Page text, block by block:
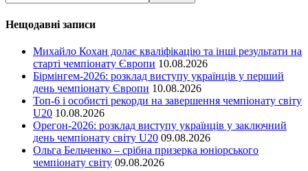
Нещодавні записи
Михайло Кохан долає кваліфікацію та інші результати на
старті чемпіонату Європи 10.08.2026
Бірмінгем-2026: розклад виступу українців у перший
день чемпіонату Європи 10.08.2026
Топ-6 і особисті рекорди на завершення чемпіонату світу
U20 10.08.2026
Орегон-2026: розклад виступу українців у заключний
день чемпіонату світу U20 09.08.2026
Ольга Бельченко – срібна призерка юніорського
чемпіонату світу 09.08.2026